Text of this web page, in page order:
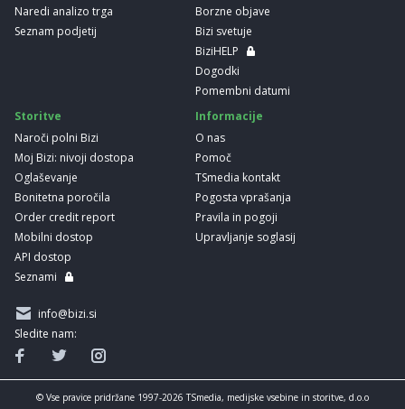
Naredi analizo trga
Seznam podjetij
Borzne objave
Bizi svetuje
BiziHELP
Dogodki
Pomembni datumi
Storitve
Naroči polni Bizi
Moj Bizi: nivoji dostopa
Oglaševanje
Bonitetna poročila
Order credit report
Mobilni dostop
API dostop
Seznami
Informacije
O nas
Pomoč
TSmedia kontakt
Pogosta vprašanja
Pravila in pogoji
Upravljanje soglasij
info@bizi.si
Sledite nam:
© Vse pravice pridržane 1997-2026 TSmedia, medijske vsebine in storitve, d.o.o